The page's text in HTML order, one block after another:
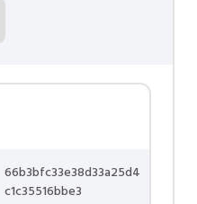
66b3bfc33e38d33a25d4
c1c35516bbe3